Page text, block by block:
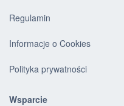
Regulamin
Informacje o Cookies
Polityka prywatności
Wsparcie